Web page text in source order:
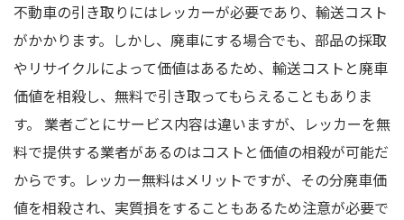
不動車の引き取りにはレッカーが必要であり、輸送コスト
がかかります。しかし、廃車にする場合でも、部品の採取
やリサイクルによって価値はあるため、輸送コストと廃車
価値を相殺し、無料で引き取ってもらえることもありま
す。 業者ごとにサービス内容は違いますが、レッカーを無
料で提供する業者があるのはコストと価値の相殺が可能だ
からです。レッカー無料はメリットですが、その分廃車価
値を相殺され、実質損をすることもあるため注意が必要で